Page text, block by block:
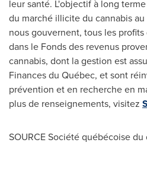
leur santé. L'objectif à long
du marché illicite du cannabis
nous gouvernent, tous les
dans le Fonds des revenus
cannabis, dont la gestion est
Finances du Québec, et sont
prévention et en recherche en
plus de renseignements, visitez
SOURCE Société québécoise du